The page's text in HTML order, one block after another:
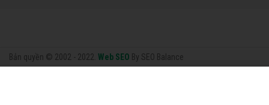
Bản quyền © 2002 - 2022. Web SEO By SEO Balance